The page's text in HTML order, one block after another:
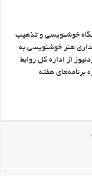
خوشنویسی و تذهیب
هنر خوشنویسی به
از اداره کل روابط
برنامه‌های هفته